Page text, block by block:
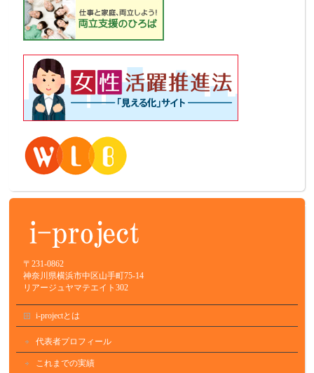
〒231-0862
神奈川県横浜市中区山手町75-14
リアージュヤマテエイト302
i-projectとは
代表者プロフィール
これまでの実績